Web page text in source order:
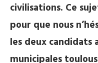
civilisations. Ce
pour que nous
les deux candidats
municipales